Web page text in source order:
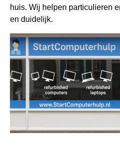
huis. Wij helpen particulieren
en duidelijk.